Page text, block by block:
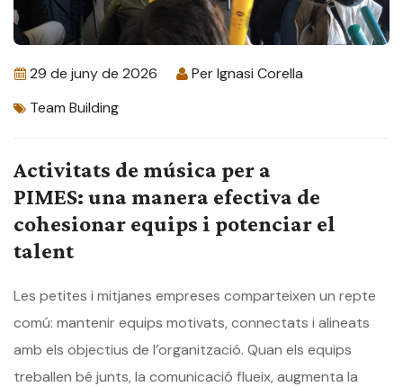
29 de juny de 2026 PerIgnasi Corella
Team Building
Activitats de música per a
PIMES: una manera efectiva de
cohesionar equips i potenciar el
talent
Les petites i mitjanes empreses comparteixen un repte
comú: mantenir equips motivats, connectats i alineats
amb els objectius de l’organització. Quan els equips
treballen bé junts, la comunicació flueix, augmenta la